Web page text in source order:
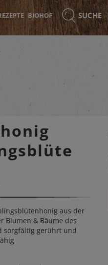
BIOHOF SUCHE
aus der
Blumen & Bäume des
sorgfältig gerührt und